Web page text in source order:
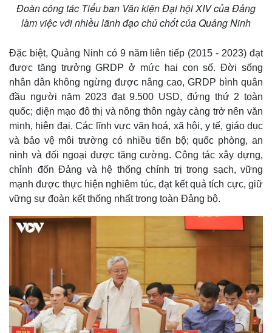
Thế giới
Cuộc sống đó đây
Hồ sơ
Multimedia
E-Magazine
Infographic
Đoàn công tác Tiểu ban Văn kiện Đại hội XIV của Đảng
làm việc với nhiều lãnh đạo chủ chốt của Quảng Ninh
Đặc biệt, Quảng Ninh có 9 năm liên tiếp (2015 - 2023) đạt
được tăng trưởng GRDP ở mức hai con số. Đời sống
nhân dân không ngừng được nâng cao, GRDP bình quân
đầu người năm 2023 đạt 9.500 USD, đứng thứ 2 toàn
quốc; diện mạo đô thị và nông thôn ngày càng trở nên văn
minh, hiện đại. Các lĩnh vực văn hoá, xã hội, y tế, giáo dục
và bảo vệ môi trường có nhiều tiến bộ; quốc phòng, an
ninh và đối ngoại được tăng cường. Công tác xây dựng,
chỉnh đốn Đảng và hệ thống chính trị trong sạch, vững
mạnh được thực hiện nghiêm túc, đạt kết quả tích cực, giữ
vững sự đoàn kết thống nhất trong toàn Đảng bộ.